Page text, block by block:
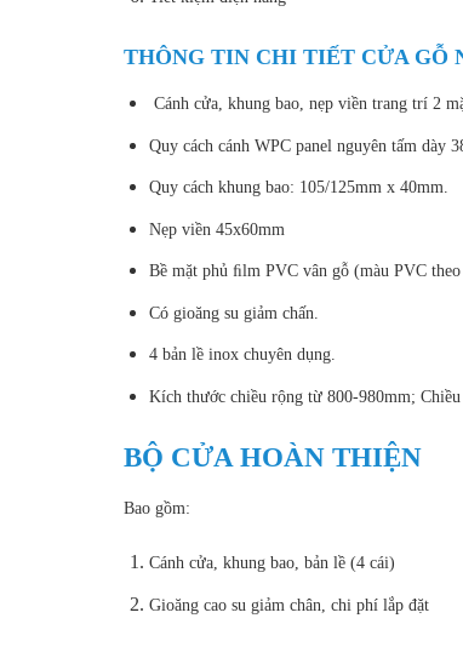
THÔNG TIN CHI TIẾT CỬA GỖ
Cánh cửa, khung bao, nẹp viền trang trí 2
Quy cách cánh WPC panel nguyên tấm dày
Quy cách khung bao: 105/125mm x 40mm.
Nẹp viền 45x60mm
Bề mặt phủ ﬁlm PVC vân gỗ (màu PVC
Có gioăng su giảm chấn.
4 bản lề inox chuyên dụng.
Kích thước chiều rộng từ 800-980mm;
BỘ CỬA HOÀN THIỆN
Bao gồm:
Cánh cửa, khung bao, bản lề (4 cái)
Gioăng cao su giảm chân, chi phí lắp đặt